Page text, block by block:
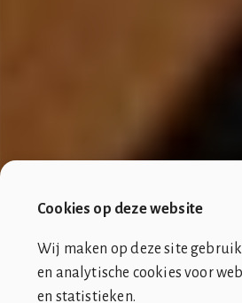
Cookies op deze website
Wij maken op deze site
en analytische cookies voor
en statistieken.